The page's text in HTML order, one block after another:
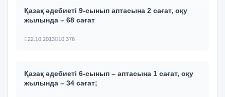
Қазақ әдебиеті 9-сынып аптасына 2 сағат, оқу
жылында – 68 сағат
22.10.2013 10 376
Қазақ әдебиеті 6-сынып – аптасына 1 сағат, оқу
жылында – 34 сағат;